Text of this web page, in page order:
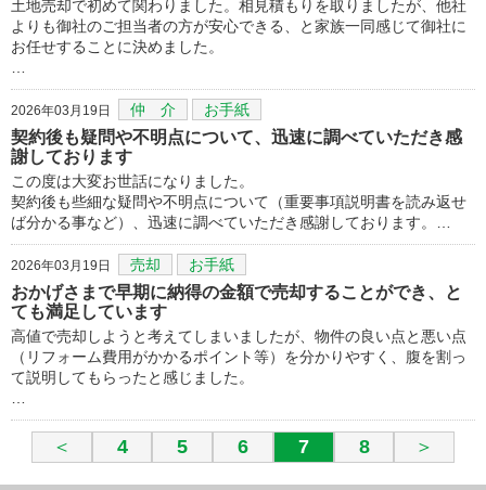
土地売却で初めて関わりました。相見積もりを取りましたが、他社
よりも御社のご担当者の方が安心できる、と家族一同感じて御社に
お任せすることに決めました。
2026年03月19日 仲 介 お手紙
契約後も疑問や不明点について、迅速に調べていただき感
謝しております
この度は大変お世話になりました。
契約後も些細な疑問や不明点について（重要事項説明書を読み返せ
ば分かる事など）、迅速に調べていただき感謝しております。…
2026年03月19日 売却 お手紙
おかげさまで早期に納得の金額で売却することができ、と
ても満足しています
高値で売却しようと考えてしまいましたが、物件の良い点と悪い点
（リフォーム費用がかかるポイント等）を分かりやすく、腹を割っ
て説明してもらったと感じました。
＜ 4 5 6 7 8 ＞